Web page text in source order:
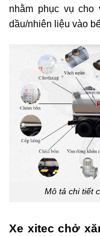
nhằm phục vụ
dầu/nhiên liệu vào
Mô tả chi tiết
Xe xitec chở